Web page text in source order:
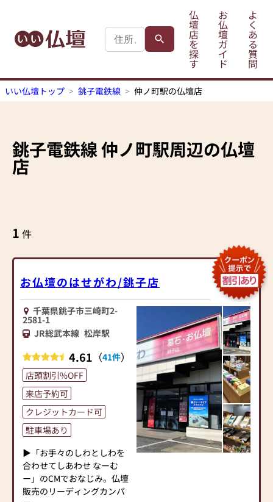
仏
壇
店
を
探
す
お
仏
壇
ガ
イ
ド
よ
く
あ
る
質
問
いい仏壇トップ 銚子電鉄線 仲ノ町駅の仏壇店
銚子電鉄線仲ノ町駅周辺の仏壇
店
1 件
お仏壇のはせがわ/銚子店
千葉県銚子市三崎町2-
2581-1
JR総武本線 松岸駅
4.61 （41件）
店頭割引%OFF
来店予約可
クレジットカード可
駐車場あり
▶「お手々のしわとしわを
合わせてしあわせ なーむ
ー」のCMでおなじみ。仏壇
販売のリーディングカンパ